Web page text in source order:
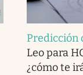
Predicción
Leo para
¿cómo te